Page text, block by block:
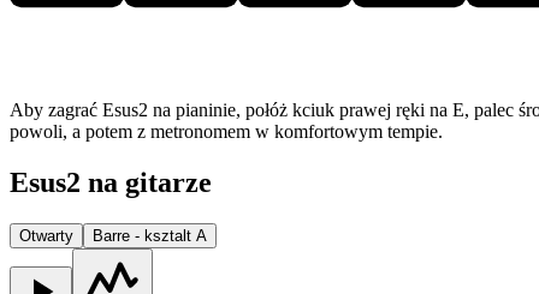
Aby zagrać Esus2 na pianinie, połóż kciuk prawej ręki na E, palec
powoli, a potem z metronomem w komfortowym tempie.
Esus2 na gitarze
Otwarty Barre - ksztalt A